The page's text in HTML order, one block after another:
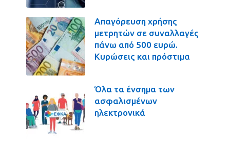
Απαγόρευση χρήσης
μετρητών σε συναλλαγές
πάνω από 500 ευρώ.
Κυρώσεις και πρόστιμα
Όλα τα ένσημα των
ασφαλισμένων
ηλεκτρονικά